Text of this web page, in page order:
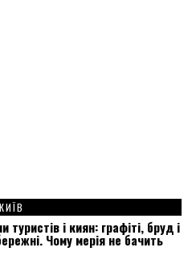
КИЇВ
туристів і киян: графіті, бруд і
Чому мерія не бачить